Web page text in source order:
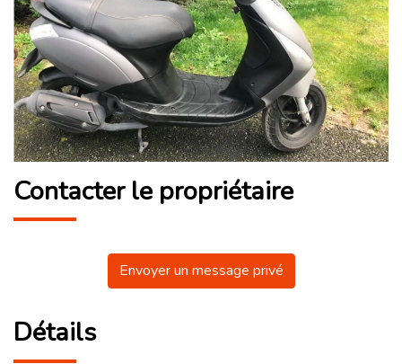
Contacter le propriétaire
Envoyer un message privé
Détails